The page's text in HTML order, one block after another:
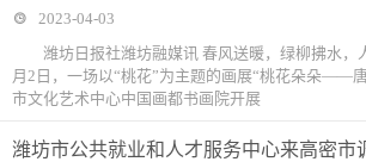
2023-04-03
潍坊日报社潍坊融媒讯 春风送暖，绿柳拂水，
月2日，一场以“桃花”为主题的画展“桃花朵朵——
市文化艺术中心中国画都书画院开展
潍坊市公共就业和人才服务中心来高密市